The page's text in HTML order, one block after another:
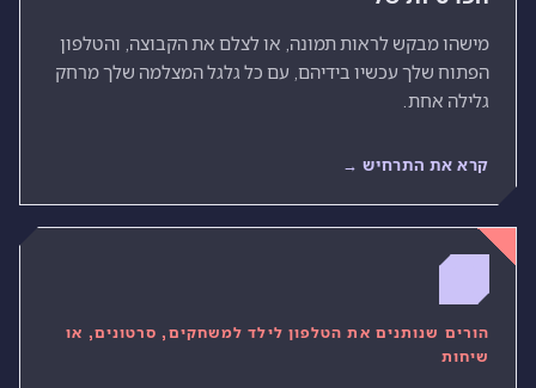
מישהו מבקש לראות תמונה, או לצלם את הקבוצה, והטלפון
הפתוח שלך עכשיו בידיהם, עם כל גלגל המצלמה שלך מרחק
גלילה אחת.
קרא את התרחיש →
הורים שנותנים את הטלפון לילד למשחקים, סרטונים, או
שיחות